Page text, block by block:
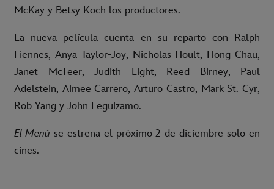
McKay y Betsy Koch los productores.
La nueva película cuenta en su reparto con Ralph
Fiennes, Anya Taylor-Joy, Nicholas Hoult, Hong Chau,
Janet McTeer, Judith Light, Reed Birney, Paul
Adelstein, Aimee Carrero, Arturo Castro, Mark St. Cyr,
Rob Yang y John Leguizamo.
El Menú se estrena el próximo 2 de diciembre solo en
cines.